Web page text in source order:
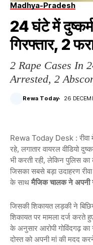
Madhya-Pradesh
24 घंटे में
गिरफ्तार, 2
2 Rape Cases In
Arrested, 2
Rewa Today 26
Rewa Today Desk : रीवा
रहे, लगातार वायरल वीडियो
भी करती रही, लेकिन पुलिस
जिसका सबसे बड़ा उदाहरण
के साथ मैजिक चालक ने अपनी
जिसकी शिकायत लड़की ने
शिकायत पर मामला दर्ज करते
के अनुसार आरोपी गोविंदगढ़
दोस्त को अपनी मां की मदद